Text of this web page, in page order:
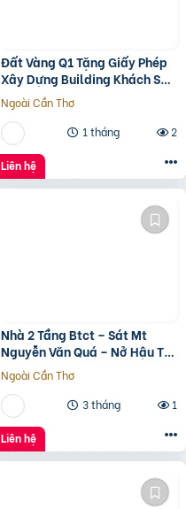
Đất Vàng Q1 Tặng Giấy Phép
Xây Dựng Building Khách Sạn
12 Tầng
Ngoài Cần Thơ
1 tháng
2
Liên hệ
Nhà 2 Tầng Btct – Sát Mt
Nguyễn Văn Quá – Nở Hậu Tài
Lộc
Ngoài Cần Thơ
3 tháng
1
Liên hệ